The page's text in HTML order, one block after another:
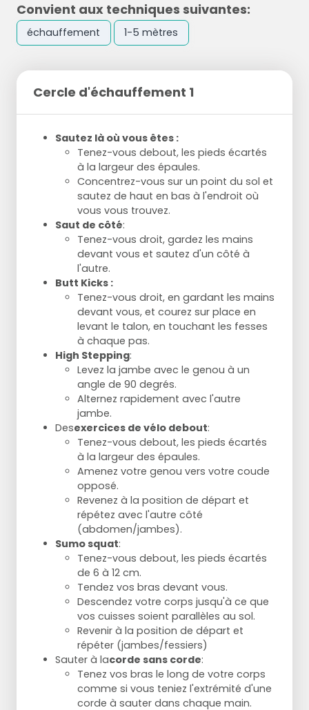
Convient aux techniques suivantes:
échauffement 1-5 mètres
Cercle d'échauffement 1
Sautez là où vous êtes :
Tenez-vous debout, les pieds écartés
à la largeur des épaules.
Concentrez-vous sur un point du sol et
sautez de haut en bas à l'endroit où
vous vous trouvez.
Saut de côté:
Tenez-vous droit, gardez les mains
devant vous et sautez d'un côté à
l'autre.
Butt Kicks :
Tenez-vous droit, en gardant les mains
devant vous, et courez sur place en
levant le talon, en touchant les fesses
à chaque pas.
High Stepping:
Levez la jambe avec le genou à un
angle de 90 degrés.
Alternez rapidement avec l'autre
jambe.
Desexercices de vélo debout:
Tenez-vous debout, les pieds écartés
à la largeur des épaules.
Amenez votre genou vers votre coude
opposé.
Revenez à la position de départ et
répétez avec l'autre côté
(abdomen/jambes).
Sumo squat:
Tenez-vous debout, les pieds écartés
de 6 à 12 cm.
Tendez vos bras devant vous.
Descendez votre corps jusqu'à ce que
vos cuisses soient parallèles au sol.
Revenir à la position de départ et
répéter (jambes/fessiers)
Sauter à lacorde sans corde:
Tenez vos bras le long de votre corps
comme si vous teniez l'extrémité d'une
corde à sauter dans chaque main.